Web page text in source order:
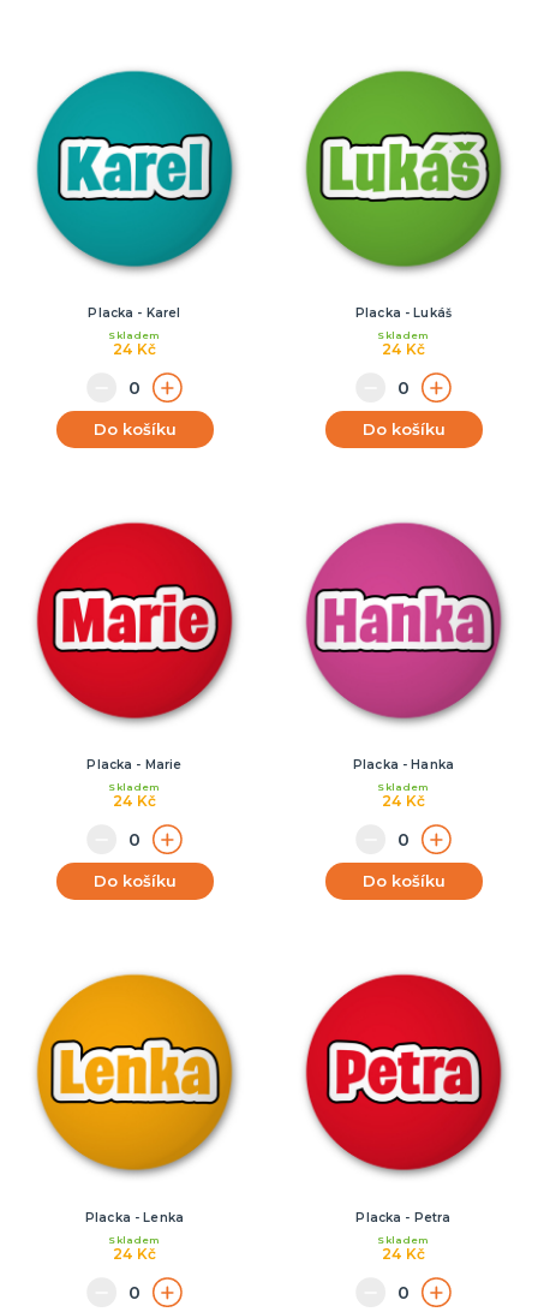
Placka - Karel
24 Kč
Skladem
Do košíku
Placka - Lukáš
24 Kč
Skladem
Do košíku
Placka - Marie
24 Kč
Skladem
Do košíku
Placka - Hanka
24 Kč
Skladem
Do košíku
Placka - Lenka
24 Kč
Skladem
Placka - Petra
24 Kč
Skladem